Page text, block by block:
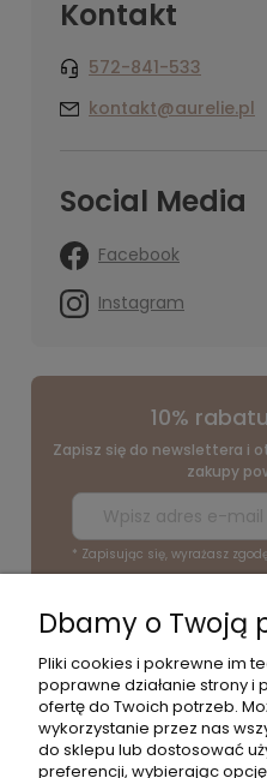
Kontakt
572-841-533
kontakt@aurelie.pl
Social Media
Facebook
Instagram
10%
Zapisz się do newslettera i
zakupy
* Zapisując się, wyrażasz
Dbamy o Twoją
Pliki cookies i pokrewne im
poprawne działanie strony
ofertę do Twoich potrzeb.
wykorzystanie przez nas
do sklepu lub dostosować
preferencji, wybierając